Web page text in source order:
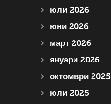
юли 2026
юни 2026
март 2026
януари 2026
октомври 2025
юли 2025